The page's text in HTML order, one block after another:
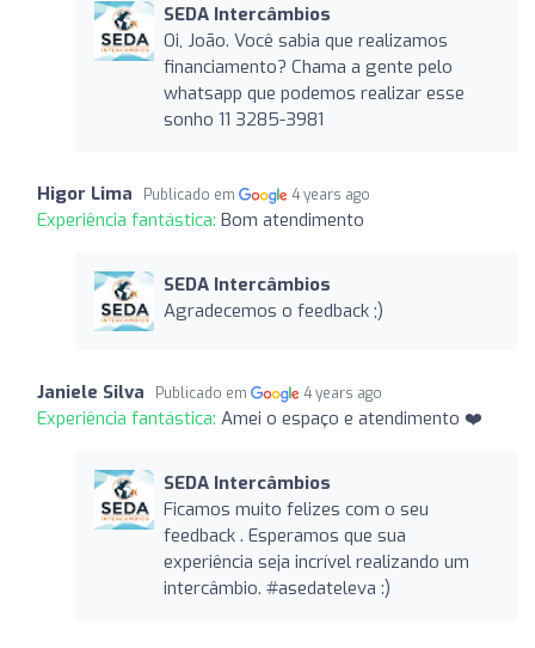
SEDA Intercâmbios
Oi, João. Você sabia que realizamos
financiamento? Chama a gente pelo
whatsapp que podemos realizar esse
sonho 11 3285-3981
Higor Lima Publicado em 4 years ago
Experiência fantástica: Bom atendimento
SEDA Intercâmbios
Agradecemos o feedback ;)
Janiele Silva Publicado em 4 years ago
Experiência fantástica: Amei o espaço e atendimento ❤️
SEDA Intercâmbios
Ficamos muito felizes com o seu
feedback . Esperamos que sua
experiência seja incrível realizando um
intercâmbio. #asedateleva :)